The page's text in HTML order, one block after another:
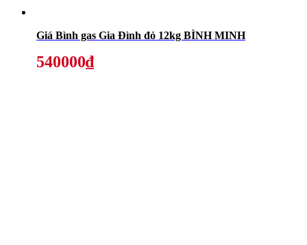
Giá Bình gas Gia Đình đỏ 12kg BÌNH MINH
540000₫